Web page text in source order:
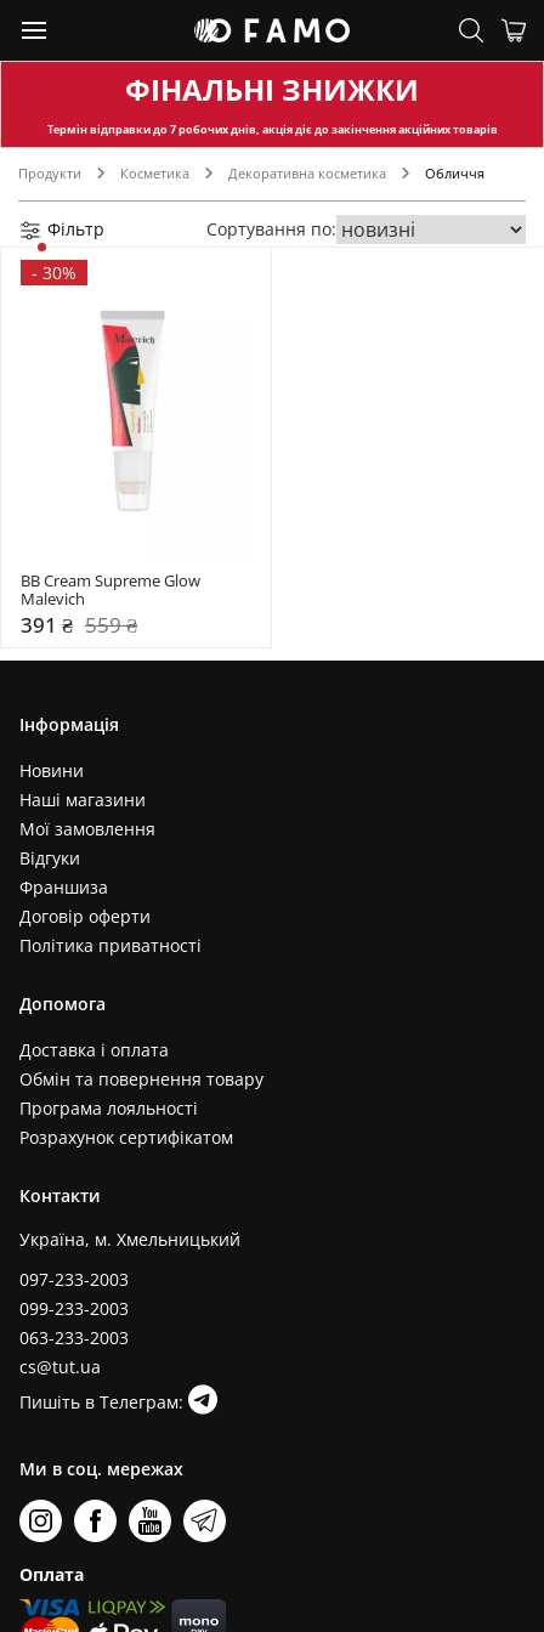
ФІНАЛЬНІ ЗНИЖКИ
Термін відправкидо 7 робочих днів, акція діє до закінчення акційних товарів
Продукти Косметика Декоративна косметика Обличчя
Фільтр
Сортування по:
- 30%
BB Cream Supreme Glow
Malevich
391 ₴ 559 ₴
Інформація
Новини
Наші магазини
Мої замовлення
Відгуки
Франшиза
Договір оферти
Політика приватності
Допомога
Доставка і оплата
Обмін та повернення товару
Програма лояльності
Розрахунок сертифікатом
Контакти
Україна, м. Хмельницький
097-233-2003
099-233-2003
063-233-2003
cs@tut.ua
Пишіть в Телеграм:
Ми в соц. мережах
Оплата